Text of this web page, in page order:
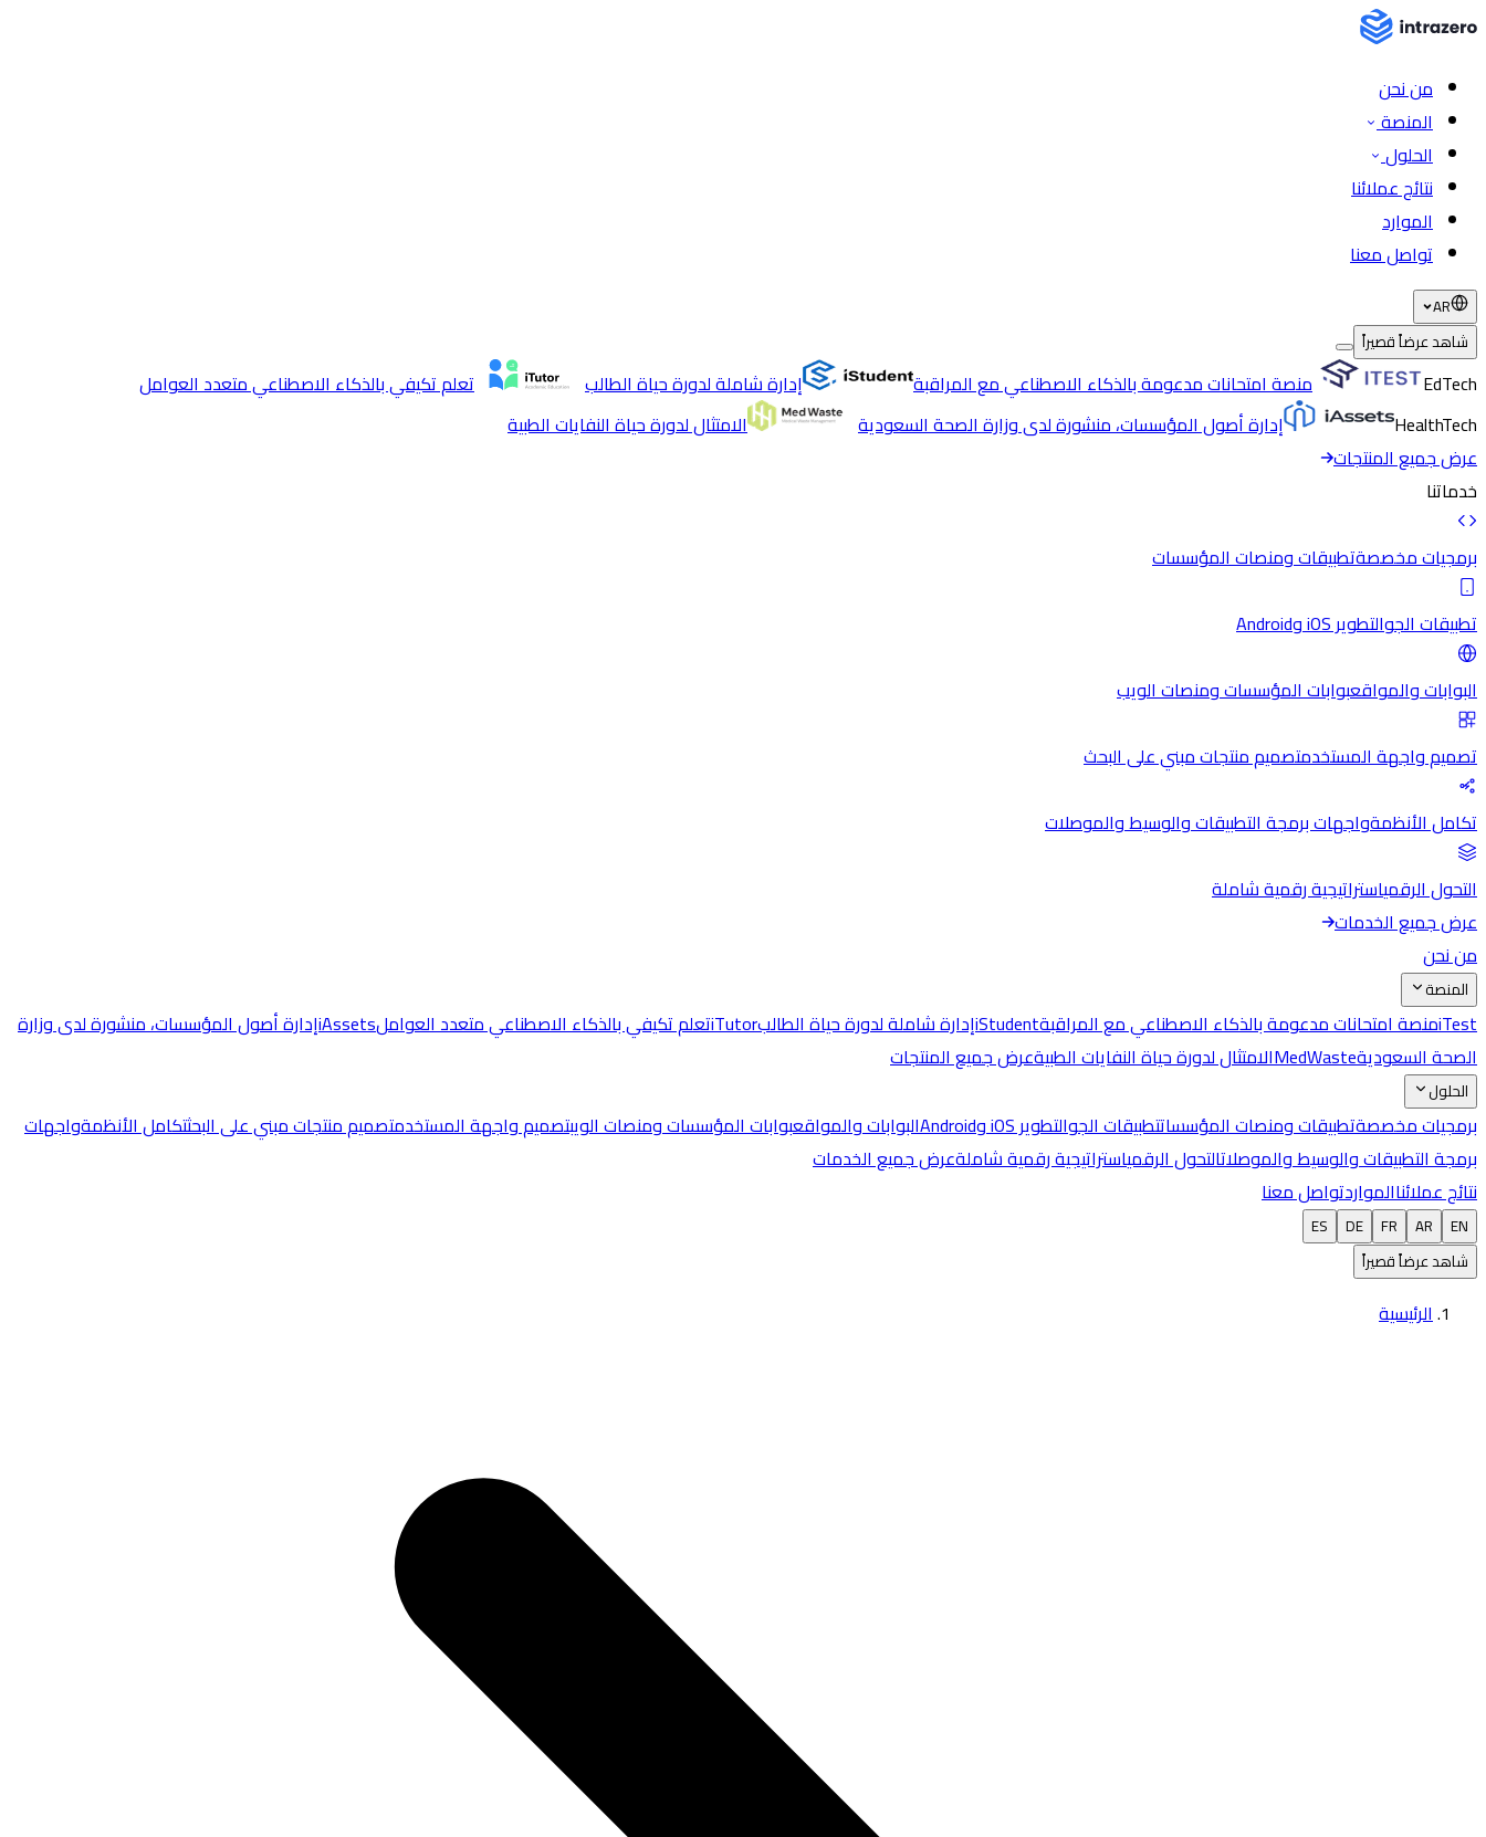
من نحن
المنصة
الحلول
نتائج عملائنا
الموارد
تواصل معنا
AR
شاهد عرضاً قصيراً
EdTech منصة امتحانات مدعومة بالذكاء الاصطناعي مع المراقبة إدارة شاملة لدورة حياة الطالب
تعلم تكيفي بالذكاء الاصطناعي متعدد العوامل
HealthTech
إدارة أصول المؤسسات، منشورة لدى وزارة الصحة السعودية
الامتثال لدورة حياة النفايات الطبية
عرض جميع المنتجات
خدماتنا
برمجيات مخصصةتطبيقات ومنصات المؤسسات
تطبيقات الجوالتطوير iOS وAndroid
البوابات والمواقعبوابات المؤسسات ومنصات الويب
تصميم واجهة المستخدمتصميم منتجات مبني على البحث
تكامل الأنظمةواجهات برمجة التطبيقات والوسيط والموصلات
التحول الرقمياستراتيجية رقمية شاملة
عرض جميع الخدمات
من نحن
المنصة
iTestمنصة امتحانات مدعومة بالذكاء الاصطناعي مع المراقبةiStudentإدارة شاملة لدورة حياة الطالبiTutorتعلم تكيفي بالذكاء الاصطناعي متعدد العواملiAssetsإدارة أصول المؤسسات، منشورة لدى وزارة
الصحة السعوديةMedWasteالامتثال لدورة حياة النفايات الطبيةعرض جميع المنتجات
الحلول
برمجيات مخصصةتطبيقات ومنصات المؤسساتتطبيقات الجوالتطوير iOS وAndroid البوابات والمواقعبوابات المؤسسات ومنصات الويبتصميم واجهة المستخدمتصميم منتجات مبني على البحثتكامل الأنظمةواجهات
برمجة التطبيقات والوسيط والموصلاتالتحول الرقمياستراتيجية رقمية شاملةعرض جميع الخدمات
نتائج عملائناالمواردتواصل معنا
EN
AR
FR
DE
ES
شاهد عرضاً قصيراً
الرئيسية